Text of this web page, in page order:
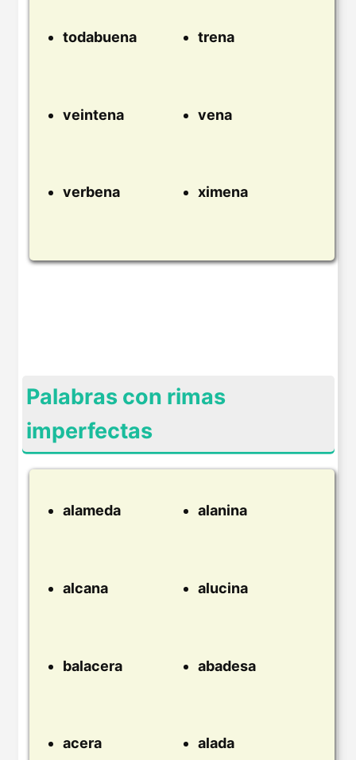
todabuena trena
veintena vena
verbena ximena
Palabras con rimas
imperfectas
alameda alanina
alcana alucina
balacera abadesa
acera alada